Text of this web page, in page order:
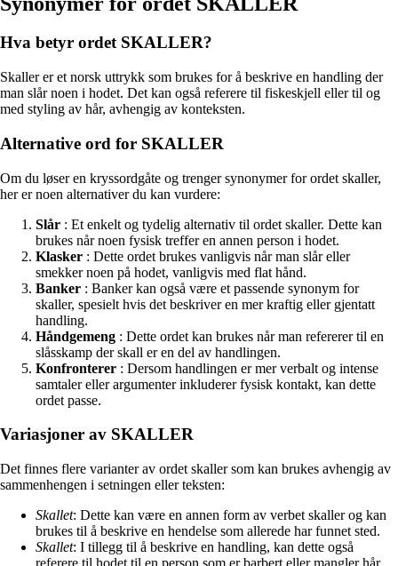
Hva betyr ordet SKALLER?
Skaller er et norsk uttrykk som brukes for å beskrive en handling der
man slår noen i hodet. Det kan også referere til fiskeskjell eller til og
med styling av hår, avhengig av konteksten.
Alternative ord for SKALLER
Om du løser en kryssordgåte og trenger synonymer for ordet skaller,
her er noen alternativer du kan vurdere:
Slår : Et enkelt og tydelig alternativ til ordet skaller. Dette kan
brukes når noen fysisk treffer en annen person i hodet.
Klasker : Dette ordet brukes vanligvis når man slår eller
smekker noen på hodet, vanligvis med flat hånd.
Banker : Banker kan også være et passende synonym for
skaller, spesielt hvis det beskriver en mer kraftig eller gjentatt
handling.
Håndgemeng : Dette ordet kan brukes når man refererer til en
slåsskamp der skall er en del av handlingen.
Konfronterer : Dersom handlingen er mer verbalt og intense
samtaler eller argumenter inkluderer fysisk kontakt, kan dette
ordet passe.
Variasjoner av SKALLER
Det finnes flere varianter av ordet skaller som kan brukes avhengig av
sammenhengen i setningen eller teksten:
Skallet: Dette kan være en annen form av verbet skaller og kan
brukes til å beskrive en hendelse som allerede har funnet sted.
Skallet: I tillegg til å beskrive en handling, kan dette også
referere til hodet til en person som er barbert eller mangler hår.